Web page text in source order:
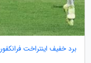
برد خفیف اینتراخت